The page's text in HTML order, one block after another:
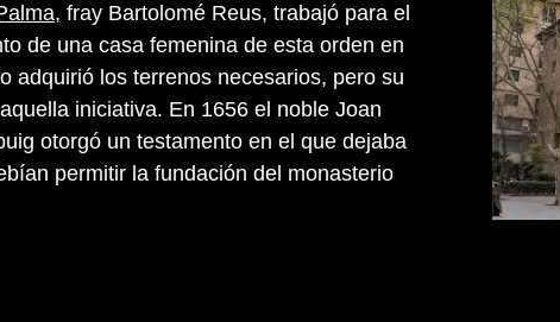
, fray Bartolomé Reus, trabajó para el
de una casa femenina de esta orden en
adquirió los terrenos necesarios, pero su
iniciativa. En 1656 el noble Joan
otorgó un testamento en el que dejaba
permitir la fundación del monasterio